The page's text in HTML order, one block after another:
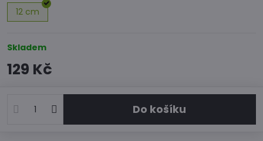
12 cm
Skladem
129 Kč
Do košíku